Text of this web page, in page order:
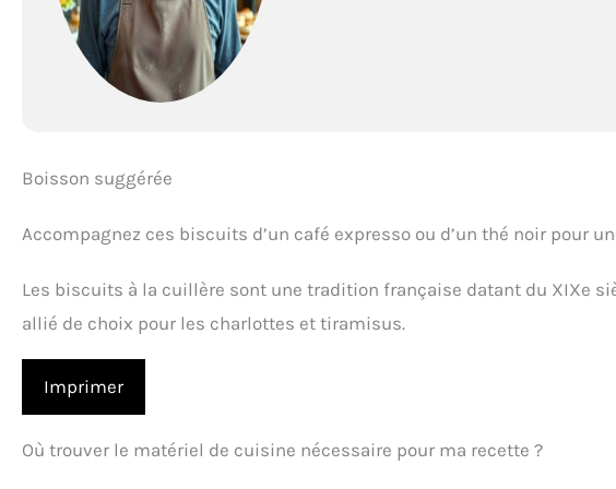
Boisson suggérée
Accompagnez ces biscuits d’un café expresso ou d’un thé noir pour
Les biscuits à la cuillère sont une tradition française datant du XIXe
allié de choix pour les charlottes et tiramisus.
Imprimer
Où trouver le matériel de cuisine nécessaire pour ma recette ?